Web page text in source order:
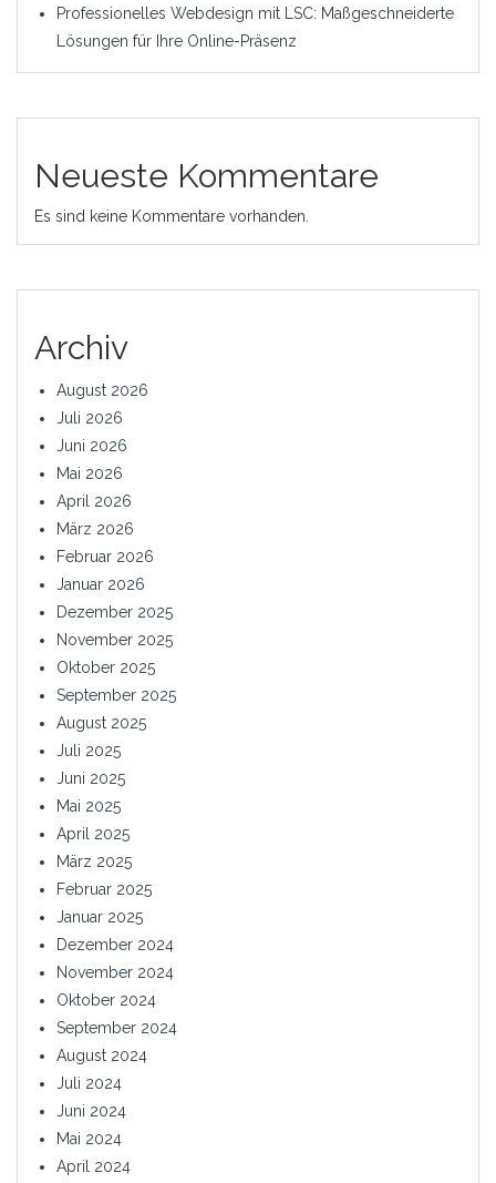
Professionelles Webdesign mit LSC: Maßgeschneiderte
Lösungen für Ihre Online-Präsenz
Neueste Kommentare
Es sind keine Kommentare vorhanden.
Archiv
August 2026
Juli 2026
Juni 2026
Mai 2026
April 2026
März 2026
Februar 2026
Januar 2026
Dezember 2025
November 2025
Oktober 2025
September 2025
August 2025
Juli 2025
Juni 2025
Mai 2025
April 2025
März 2025
Februar 2025
Januar 2025
Dezember 2024
November 2024
Oktober 2024
September 2024
August 2024
Juli 2024
Juni 2024
Mai 2024
April 2024